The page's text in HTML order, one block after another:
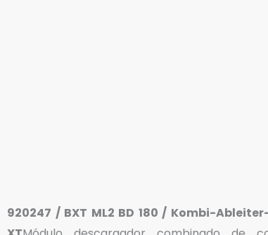
920247 / BXT ML2 BD 180 / Kombi-